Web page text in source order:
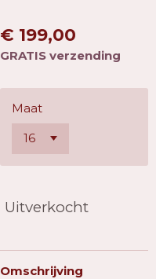
€ 199,00
GRATIS verzending
Maat
Uitverkocht
Omschrijving